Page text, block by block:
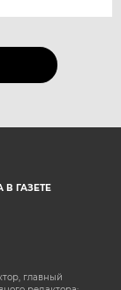
В ГАЗЕТЕ
главный